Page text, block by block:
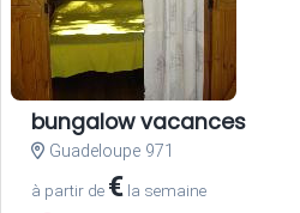
bungalow vacances
Guadeloupe 971
à partir de € la semaine